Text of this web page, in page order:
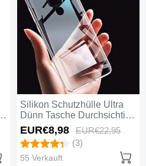
Silikon Schutzhülle Ultra
Dünn Tasche Durchsichtig
Transparent K06 für
Huawei Mate 20 Klar
EUR€8,98 EUR€22,95
(3)
55 Verkauft